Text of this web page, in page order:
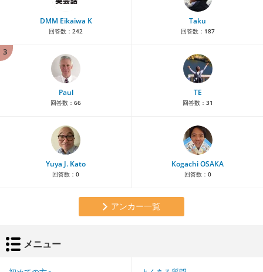
DMM Eikaiwa K
回答数： 242
Taku
回答数： 187
3
Paul
回答数： 66
TE
回答数： 31
Yuya J. Kato
回答数： 0
Kogachi OSAKA
回答数： 0
アンカー一覧
メニュー